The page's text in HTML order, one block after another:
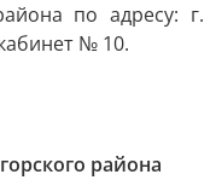
по адресу: г.
№ 10.
района